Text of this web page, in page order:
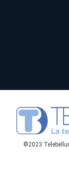
©2023